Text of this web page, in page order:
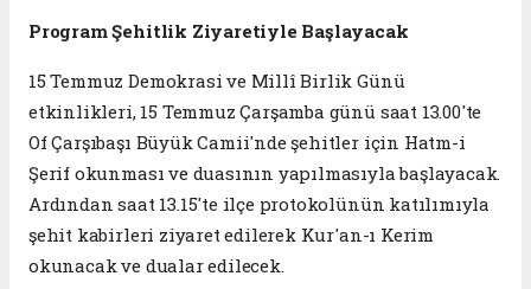
Program Şehitlik Ziyaretiyle Başlayacak
15 Temmuz Demokrasi ve Millî Birlik Günü
etkinlikleri, 15 Temmuz Çarşamba günü saat 13.00'te
Of Çarşıbaşı Büyük Camii'nde şehitler için Hatm-i
Şerif okunması ve duasının yapılmasıyla başlayacak.
Ardından saat 13.15'te ilçe protokolünün katılımıyla
şehit kabirleri ziyaret edilerek Kur'an-ı Kerim
okunacak ve dualar edilecek.